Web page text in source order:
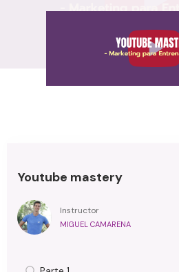
Youtube mastery
Instructor
MIGUEL CAMARENA